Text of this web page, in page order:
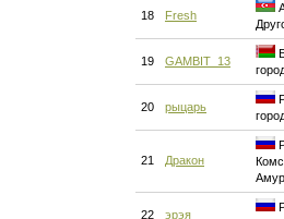
18 Fresh
19 GAMBIT_13
20 рыцарь
21 Дракон
22 эрэя